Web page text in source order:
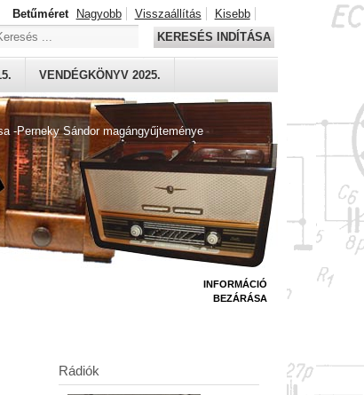
-Perneky Sándor magángyűjteménye
VENDÉGKÖNYV 2025.
Betűméret Nagyobb Visszaállítás
Kisebb
KERESÉS INDÍTÁSA
INFORMÁCIÓ
BEZÁRÁSA
Rádiók